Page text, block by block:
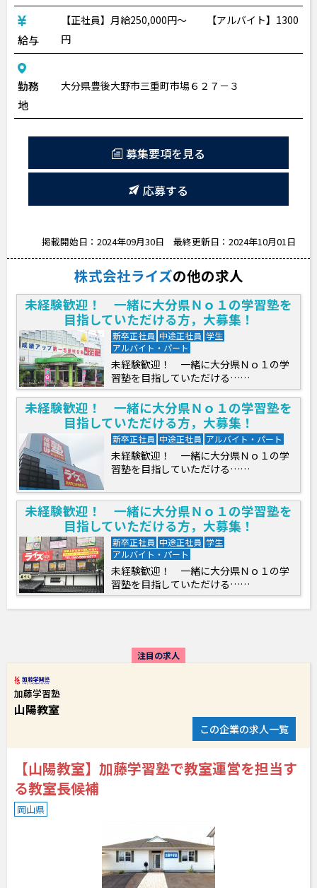
給与
【正社員】月給250,000円〜 【アルバイト】1300
円
勤務
地
大分県豊後大野市三重町市場６２７－３
募集要項を見る
応募する
掲載開始日：2024年09月30日 最終更新日：2024年10月01日
株式会社ライズの他の求人
未経験歓迎！ 一緒に大分県Ｎｏ１の学習塾を
目指していただける方，大募集！
新卒正社員 中途正社員 学生
アルバイト・パート
未経験歓迎！ 一緒に大分県Ｎｏ１の学
習塾を目指していただける……
未経験歓迎！ 一緒に大分県Ｎｏ１の学習塾を
目指していただける方，大募集！
新卒正社員 中途正社員 アルバイト・パート
未経験歓迎！ 一緒に大分県Ｎｏ１の学
習塾を目指していただける……
未経験歓迎！ 一緒に大分県Ｎｏ１の学習塾を
目指していただける方，大募集！
新卒正社員 中途正社員 学生
アルバイト・パート
未経験歓迎！ 一緒に大分県Ｎｏ１の学
習塾を目指していただける……
注目の求人
加藤学習塾
山陽教室
この企業の求人一覧
【山陽教室】加藤学習塾で教室運営を担当す
る教室長候補
岡山県